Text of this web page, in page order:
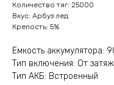
Количество тяг: 25000
Вкус: Арбуз лед
Крепость: 5%
Емкость аккумулятора:
Тип включения: От
Тип АКБ: Встроенный